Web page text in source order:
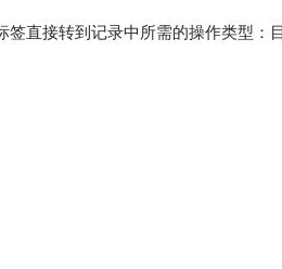
直接转到记录中所需的操作类型：